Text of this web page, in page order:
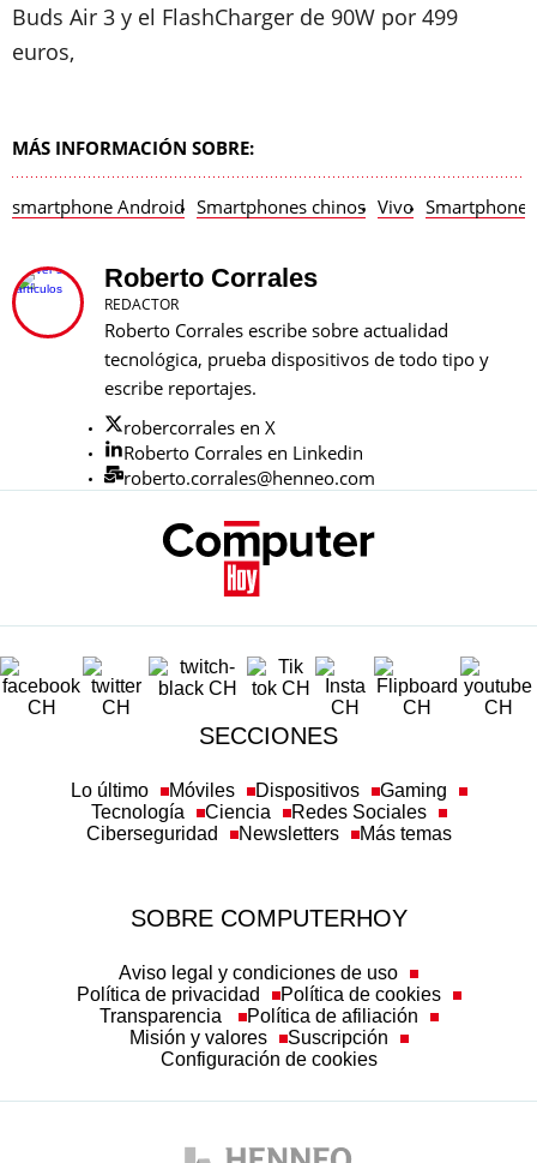
Buds Air 3 y el FlashCharger de 90W por 499
euros,
MÁS INFORMACIÓN SOBRE:
smartphone Android Smartphones chinos Vivo Smartphones
Roberto Corrales
REDACTOR
Roberto Corrales escribe sobre actualidad
tecnológica, prueba dispositivos de todo tipo y
escribe reportajes.
robercorrales en X
Roberto Corrales en Linkedin
roberto.corrales@henneo.com
SECCIONES
Lo último Móviles Dispositivos
Gaming
Tecnología
Ciencia
Redes Sociales
Ciberseguridad
Newsletters Más temas
SOBRE COMPUTERHOY
Aviso legal y condiciones de uso
Política de privacidad
Política de cookies
Transparencia
Política de afiliación
Misión y valores
Suscripción
Configuración de cookies